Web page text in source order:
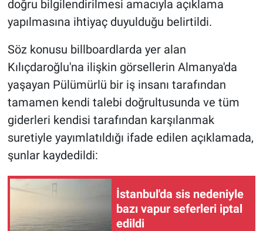
doğru bilgilendirilmesi amacıyla açıklama
yapılmasına ihtiyaç duyulduğu belirtildi.
Söz konusu billboardlarda yer alan
Kılıçdaroğlu'na ilişkin görsellerin Almanya'da
yaşayan Pülümürlü bir iş insanı tarafından
tamamen kendi talebi doğrultusunda ve tüm
giderleri kendisi tarafından karşılanmak
suretiyle yayımlatıldığı ifade edilen açıklamada,
şunlar kaydedildi:
İstanbul'da sis nedeniyle
bazı vapur seferleri iptal
edildi